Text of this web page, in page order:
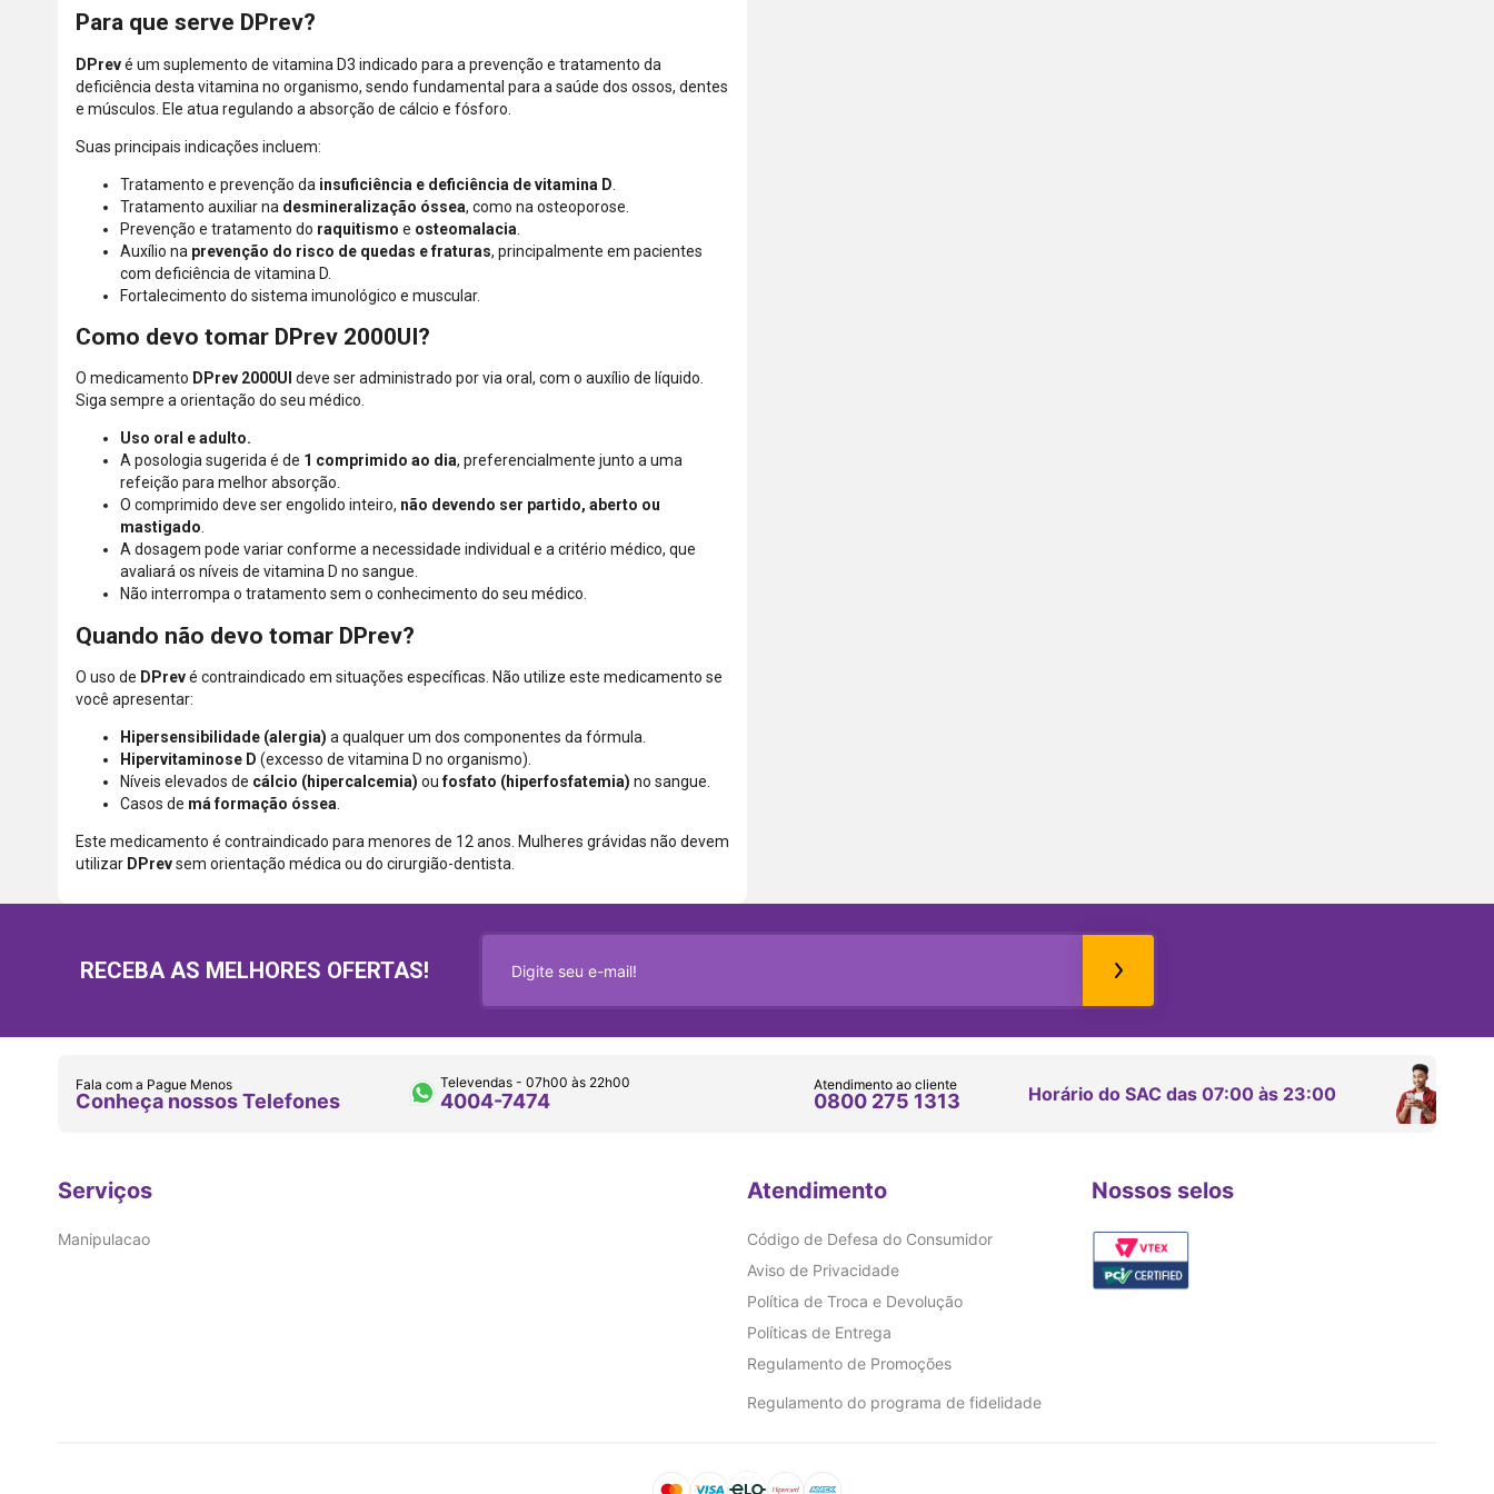
Para que serve DPrev?
DPrevé um suplemento de vitamina D3 indicado para a prevenção e tratamento da
deficiência desta vitamina no organismo, sendo fundamental para a saúde dos ossos, dentes
e músculos. Ele atua regulando a absorção de cálcio e fósforo.
Suas principais indicações incluem:
Tratamento e prevenção da insuficiência e deficiência de vitamina D
Tratamento auxiliar na desmineralização óssea, como na osteoporose.
Prevenção e tratamento do raquitismo e osteomalacia
Auxílio na prevenção do risco de quedas e fraturas, principalmente em pacientes
com deficiência de vitamina D.
Fortalecimento do sistema imunológico e muscular.
Como devo tomar DPrev 2000UI?
O medicamento DPrev 2000UI deve ser administrado por via oral, com o auxílio de líquido.
Siga sempre a orientação do seu médico.
Uso oral e adulto.
A posologia sugerida é de 1 comprimido ao dia, preferencialmente junto a uma
refeição para melhor absorção.
O comprimido deve ser engolido inteiro, não devendo ser partido, aberto ou
mastigado.
A dosagem pode variar conforme a necessidade individual e a critério médico, que
avaliará os níveis de vitamina D no sangue.
Não interrompa o tratamento sem o conhecimento do seu médico.
Quando não devo tomar DPrev?
O uso de DPrevé contraindicado em situações específicas. Não utilize este medicamento se
você apresentar:
Hipersensibilidade (alergia) a qualquer um dos componentes da fórmula.
Hipervitaminose D (excesso de vitamina D no organismo).
Níveis elevados de cálcio (hipercalcemia) oufosfato (hiperfosfatemia) no sangue.
Casos de má formação óssea.
Este medicamento é contraindicado para menores de 12 anos. Mulheres grávidas não devem
utilizar DPrevsem orientação médica ou do cirurgião-dentista.
RECEBA AS MELHORES OFERTAS!
Fala com a Pague Menos
Conheça nossos Telefones
Televendas - 07h00 às 22h00
4004-7474
Atendimento ao cliente
0800 275 1313 Horário do SAC das 07:00 às 23:00
Serviços
Manipulacao
Atendimento
Código de Defesa do Consumidor
Aviso de Privacidade
Política de Troca e Devolução
Políticas de Entrega
Regulamento de Promoções
Regulamento do programa de fidelidade
Nossos selos